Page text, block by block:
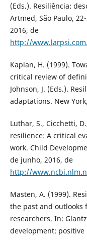
(Eds.). Resiliência:
Artmed, São Paulo,
2016, de
http://
Kaplan, H. (1999).
critical review of
Johnson, J. (Eds.).
adaptations. New
Luthar, S., Cicchetti,
resilience: A critical
work. Child
de junho, 2016, de
http://
Masten, A. (1999).
the past and outlooks
researchers. In:
development: positive